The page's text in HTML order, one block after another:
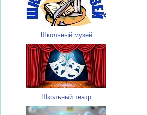
Школьный музей
Школьный театр